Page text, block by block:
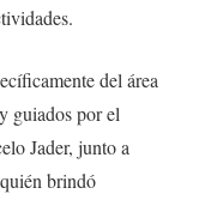
del área
guiados por el
Jader, junto a
brindó